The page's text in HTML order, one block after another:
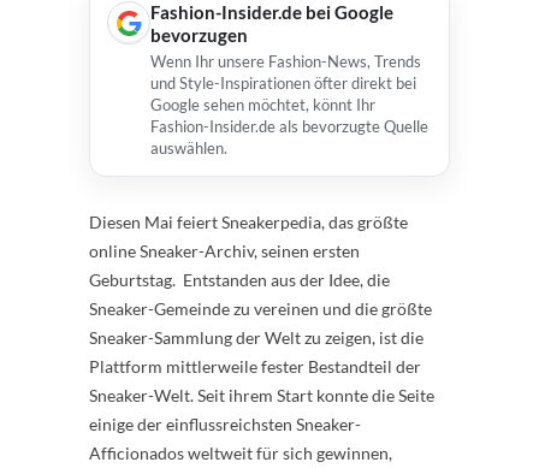
Fashion-Insider.de bei Google
bevorzugen
Wenn Ihr unsere Fashion-News, Trends
und Style-Inspirationen öfter direkt bei
Google sehen möchtet, könnt Ihr
Fashion-Insider.de als bevorzugte Quelle
auswählen.
Diesen Mai feiert Sneakerpedia, das größte
online Sneaker-Archiv, seinen ersten
Geburtstag. Entstanden aus der Idee, die
Sneaker-Gemeinde zu vereinen und die größte
Sneaker-Sammlung der Welt zu zeigen, ist die
Plattform mittlerweile fester Bestandteil der
Sneaker-Welt. Seit ihrem Start konnte die Seite
einige der einflussreichsten Sneaker-
Afficionados weltweit für sich gewinnen,